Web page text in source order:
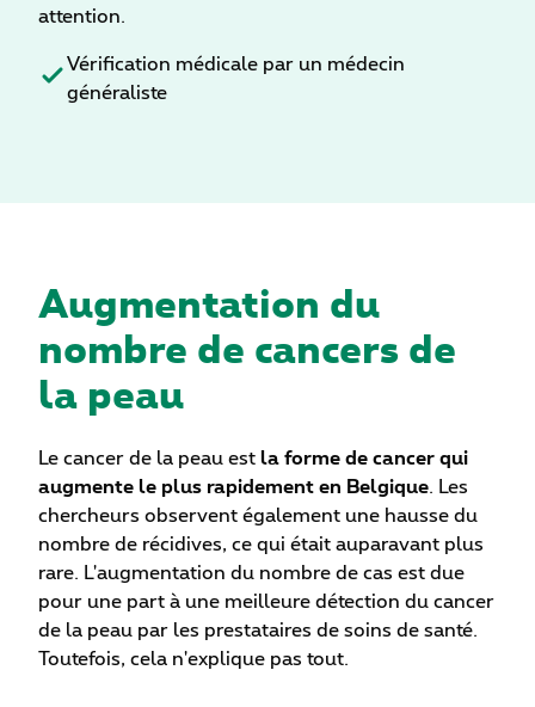
attention.
Vérification médicale par un médecin
généraliste
Augmentation du
nombre de cancers de
la peau
Le cancer de la peau est la forme de cancer qui
augmente le plus rapidement en Belgique. Les
chercheurs observent également une hausse du
nombre de récidives, ce qui était auparavant plus
rare. L'augmentation du nombre de cas est due
pour une part à une meilleure détection du cancer
de la peau par les prestataires de soins de santé.
Toutefois, cela n'explique pas tout.